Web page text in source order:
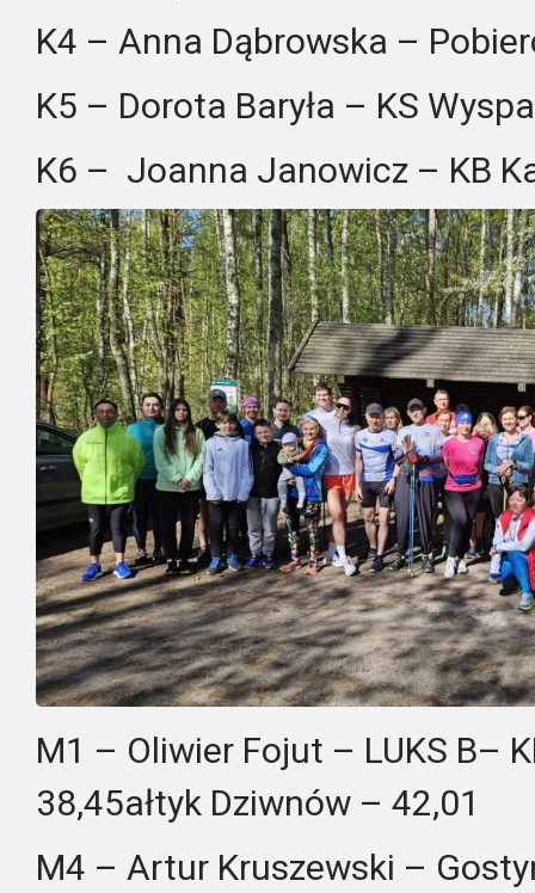
K4 – Anna Dąbrowska –
K5 – Dorota Baryła – KS
K6 – Joanna Janowicz – KB
M1 – Oliwier Fojut – LUKS B–
38,45ałtyk Dziwnów – 42,01
M4 – Artur Kruszewski –